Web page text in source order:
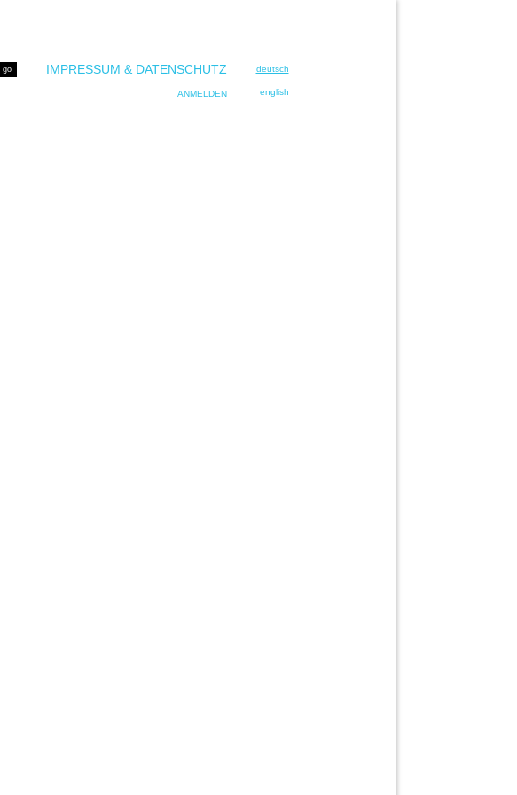
deutsch
english
IMPRESSUM & DATENSCHUTZ
ANMELDEN